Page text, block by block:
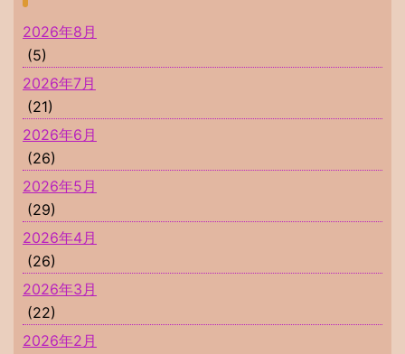
2026年8月
(5)
2026年7月
(21)
2026年6月
(26)
2026年5月
(29)
2026年4月
(26)
2026年3月
(22)
2026年2月